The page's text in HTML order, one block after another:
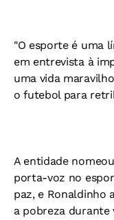
"O esporte é uma
em entrevista à
uma vida
o futebol para
A entidade
porta-voz no
paz, e Ronaldinho
a pobreza durante